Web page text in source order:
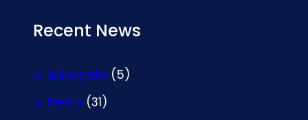
Recent News
Adiwiyata (5)
Berita (31)